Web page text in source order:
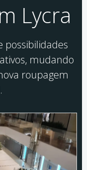
Lycra
possibilidades
mudando
roupagem